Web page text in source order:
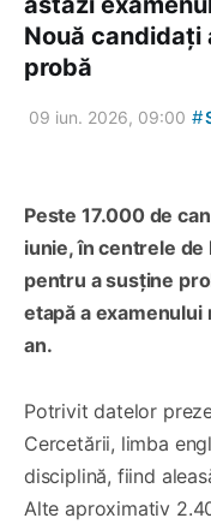
Nouă candidați
probă
09 iun. 2026, 09:00 #
Peste 17.000 de
iunie, în centrele
pentru a susține
etapă a examenului
an.
Potrivit datelor
Cercetării, limba
disciplină, fiind
Alte aproximativ